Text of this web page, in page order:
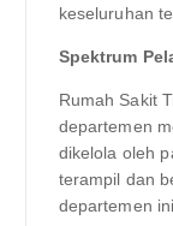
keseluruhan
Spektrum
Rumah Sakit
departemen
dikelola oleh
terampil dan
departemen